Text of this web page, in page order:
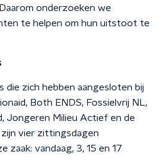
onderzoeken we
te helpen om hun uitstoot te
die zich hebben aangesloten bij
Both ENDS, Fossielvrij NL,
Jongeren Milieu Actief en de
vier zittingsdagen
vandaag, 3, 15 en 17